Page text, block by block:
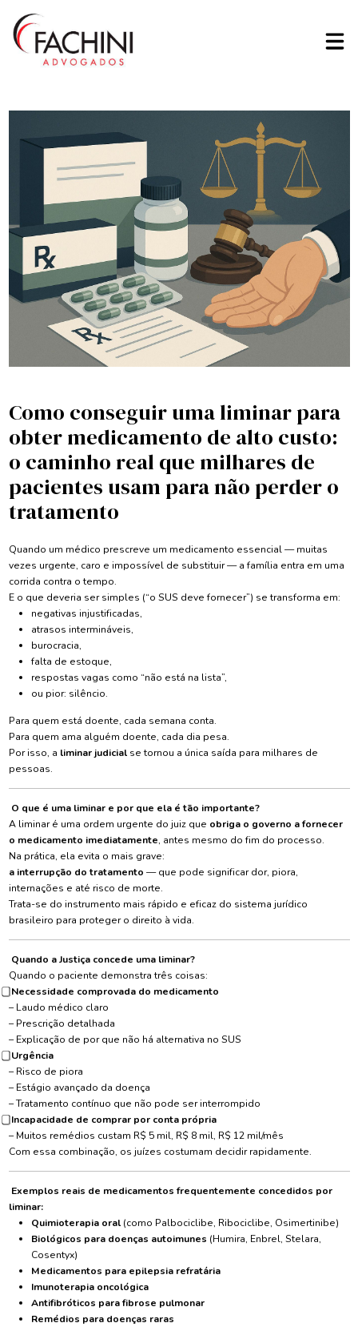
Como conseguir uma liminar para
obter medicamento de alto custo:
o caminho real que milhares de
pacientes usam para não perder o
tratamento
Quando um médico prescreve um medicamento essencial — muitas
vezes urgente, caro e impossível de substituir — a família entra em uma
corrida contra o tempo.
E o que deveria ser simples (“o SUS deve fornecer”) se transforma em:
negativas injustificadas,
atrasos intermináveis,
burocracia,
falta de estoque,
respostas vagas como “não está na lista”,
ou pior: silêncio.
Para quem está doente, cada semana conta.
Para quem ama alguém doente, cada dia pesa.
Por isso, a liminar judicialse tornou a única saída para milhares de
pessoas.
O que é uma liminar e por que ela é tão importante?
A liminar é uma ordem urgente do juiz que obriga o governo a fornecer
o medicamento imediatamente, antes mesmo do fim do processo.
Na prática, ela evita o mais grave:
a interrupção do tratamento — que pode significar dor, piora,
internações e até risco de morte.
Trata-se do instrumento mais rápido e eficaz do sistema jurídico
brasileiro para proteger o direito à vida.
Quando a Justiça concede uma liminar?
Quando o paciente demonstra três coisas:
Necessidade comprovada do medicamento
– Laudo médico claro
– Prescrição detalhada
– Explicação de por que não há alternativa no SUS
Urgência
– Risco de piora
– Estágio avançado da doença
– Tratamento contínuo que não pode ser interrompido
Incapacidade de comprar por conta própria
– Muitos remédios custam R$ 5 mil, R$ 8 mil, R$ 12 mil/mês
Com essa combinação, os juízes costumam decidir rapidamente.
Exemplos reais de medicamentos frequentemente concedidos por
liminar:
Quimioterapia oral(como Palbociclibe, Ribociclibe, Osimertinibe)
Biológicos para doenças autoimunes (Humira, Enbrel, Stelara,
Cosentyx)
Medicamentos para epilepsia refratária
Imunoterapia oncológica
Antifibróticos para fibrose pulmonar
Remédios para doenças raras